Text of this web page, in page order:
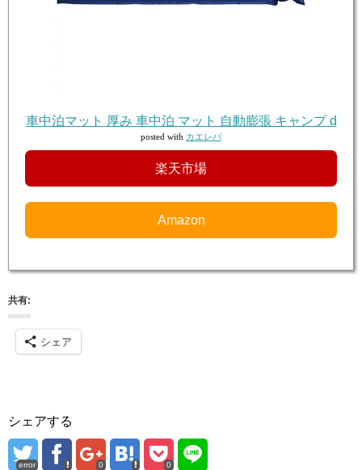
車中泊マット 厚み 車中泊 マット 自動膨張 キャンプ d
posted with カエレバ
楽天市場
Amazon
共有:
シェア
シェアする
error 0 0